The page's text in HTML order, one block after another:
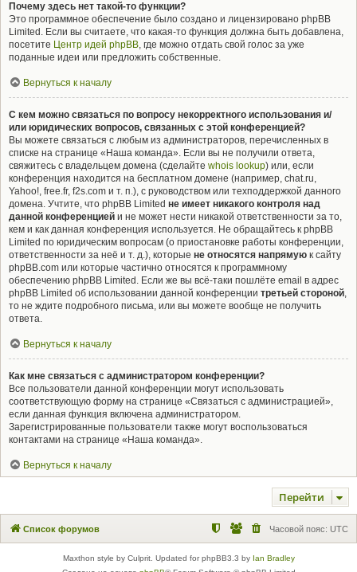
Почему здесь нет такой-то функции?
Это программное обеспечение было создано и лицензировано phpBB
Limited. Если вы считаете, что какая-то функция должна быть добавлена,
посетите Центр идей phpBB, где можно отдать свой голос за уже
поданные идеи или предложить собственные.
Вернуться к началу
С кем можно связаться по вопросу некорректного использования и/
или юридических вопросов, связанных с этой конференцией?
Вы можете связаться с любым из администраторов, перечисленных в
списке на странице «Наша команда». Если вы не получили ответа,
свяжитесь с владельцем домена (сделайте whois lookup) или, если
конференция находится на бесплатном домене (например, chat.ru,
Yahoo!, free.fr, f2s.com и т. п.), с руководством или техподдержкой данного
домена. Учтите, что phpBB Limited не имеет никакого контроля над
данной конференцией и не может нести никакой ответственности за то,
кем и как данная конференция используется. Не обращайтесь к phpBB
Limited по юридическим вопросам (о приостановке работы конференции,
ответственности за неё и т. д.), которые не относятся напрямую к сайту
phpBB.com или которые частично относятся к программному
обеспечению phpBB Limited. Если же вы всё-таки пошлёте email в адрес
phpBB Limited об использовании данной конференции третьей стороной,
то не ждите подробного письма, или вы можете вообще не получить
ответа.
Вернуться к началу
Как мне связаться с администратором конференции?
Все пользователи данной конференции могут использовать
соответствующую форму на странице «Связаться с администрацией»,
если данная функция включена администратором.
Зарегистрированные пользователи также могут воспользоваться
контактами на странице «Наша команда».
Вернуться к началу
Перейти
Список форумов Часовой пояс: UTC
Maxthon style by Culprit. Updated for phpBB3.3 by Ian Bradley